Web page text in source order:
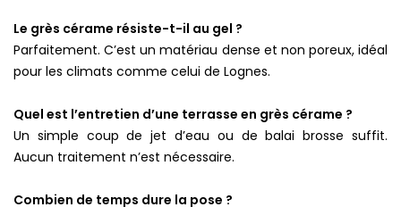
Le grès cérame résiste-t-il au gel ?
Parfaitement. C’est un matériau dense et non poreux, idéal
pour les climats comme celui de Lognes.
Quel est l’entretien d’une terrasse en grès cérame ?
Un simple coup de jet d’eau ou de balai brosse suffit.
Aucun traitement n’est nécessaire.
Combien de temps dure la pose ?